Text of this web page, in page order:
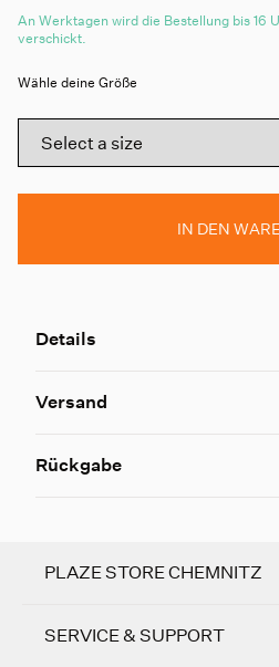
An Werktagen wird die Bestellung bis 16
verschickt.
Wähle deine Größe
IN DEN
Details
Versand
Rückgabe
PLAZE STORE CHEMNITZ
SERVICE & SUPPORT